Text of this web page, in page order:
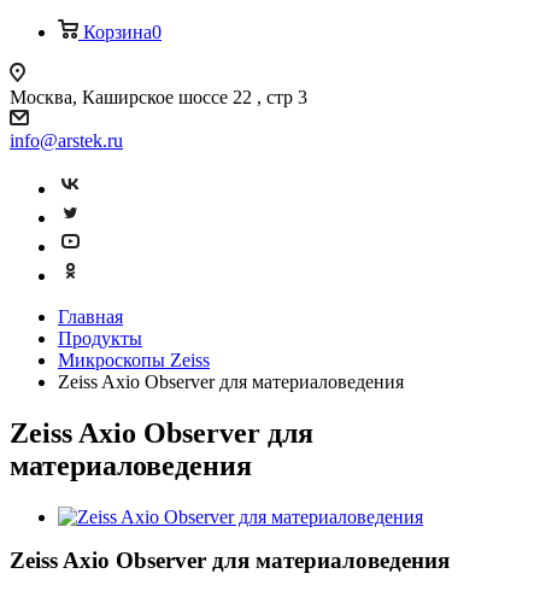
Корзина0
Москва, Каширское шоссе 22 , стр 3
info@arstek.ru
Главная
Продукты
Микроскопы Zeiss
Zeiss Axio Observer для материаловедения
Zeiss Axio Observer для
материаловедения
Zeiss Axio Observer для материаловедения